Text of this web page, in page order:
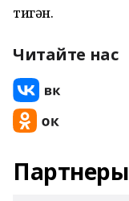
тигән.
Читайте нас
Партнеры